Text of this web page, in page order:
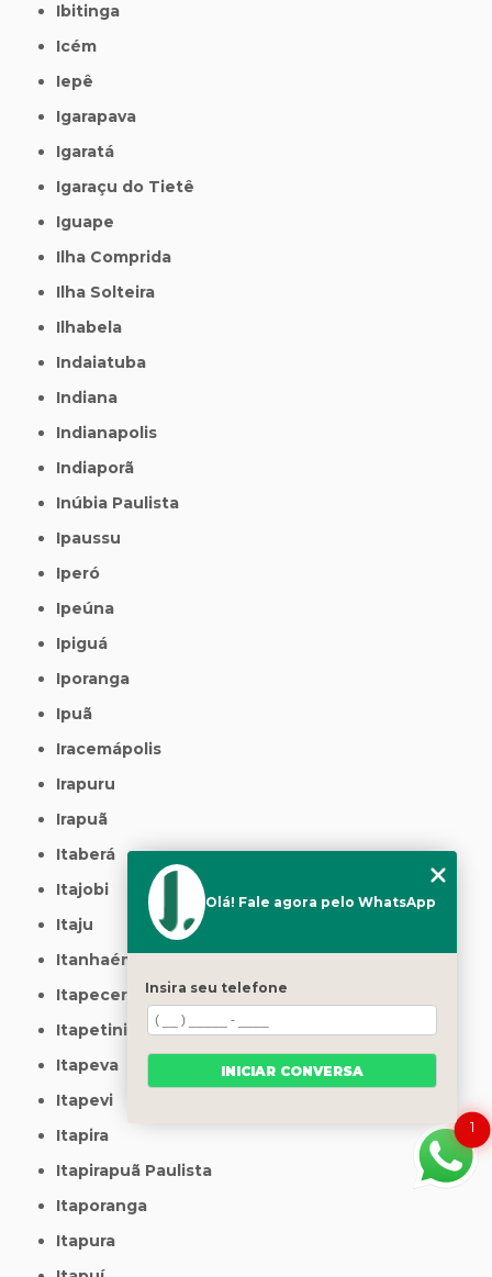
Ibitinga
Icém
Iepê
Igarapava
Igaratá
Igaraçu do Tietê
Iguape
Ilha Comprida
Ilha Solteira
Ilhabela
Indaiatuba
Indiana
Indianapolis
Indiaporã
Inúbia Paulista
Ipaussu
Iperó
Ipeúna
Ipiguá
Iporanga
Ipuã
Iracemápolis
Irapuru
Irapuã
Itaberá
Itajobi
Itaju
Itanhaém
Itapecerica da Serra
Itapetininga
Itapeva
Itapevi
Itapira
Itapirapuã Paulista
Itaporanga
Itapura
1
Olá! Fale agora pelo WhatsApp
Insira seu telefone
INICIAR CONVERSA